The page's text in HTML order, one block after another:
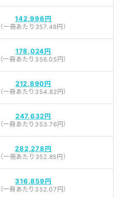
142,996円
（一冊あたり357.49円）
178,024円
（一冊あたり356.05円）
212,890円
（一冊あたり354.82円）
247,632円
（一冊あたり353.76円）
282,278円
（一冊あたり352.85円）
316,859円
（一冊あたり352.07円）